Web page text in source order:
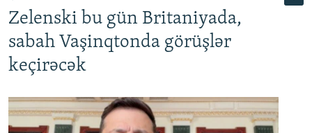
Zelenski bu gün Britaniyada,
sabah Vaşinqtonda görüşlər
keçirəcək